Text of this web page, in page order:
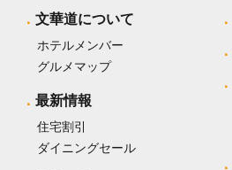
文華道について
ホテルメンバー
グルメマップ
最新情報
住宅割引
ダイニングセール